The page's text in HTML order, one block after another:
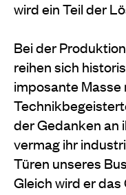
wird ein Teil der
Bei der
reihen sich
imposante
der Gedanken an
vermag ihr
Türen unseres
Gleich wird er